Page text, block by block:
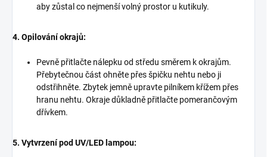
aby zůstal co nejmenší volný prostor u kutikuly.
4. Opilování okrajů:
Pevně přitlačte nálepku od středu směrem k okrajům.
Přebytečnou část ohněte přes špičku nehtu nebo ji
odstřihněte. Zbytek jemně upravte pilníkem křížem přes
hranu nehtu. Okraje důkladně přitlačte pomerančovým
dřívkem.
5. Vytvrzení pod UV/LED lampou: